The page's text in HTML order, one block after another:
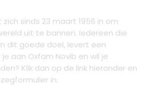
sinds 23 maart 1956 in om
uit te bannen. Iedereen die
dit goede doel, levert een
aan Oxfam Novib en wil je
Klik dan op de link hieronder en
in.